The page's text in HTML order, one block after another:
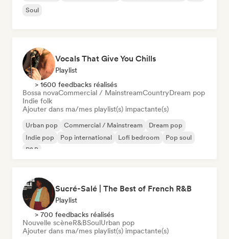
Soul
Vocals That Give You Chills
Playlist
> 1600 feedbacks réalisés
Bossa novaCommercial / MainstreamCountryDream pop
Indie folk
Ajouter dans ma/mes playlist(s) impactante(s)
Urban pop Commercial / Mainstream
Dream pop
Indie pop
Pop international Lofi bedroom
Pop soul
R&B
Sucré-Salé | The Best of French R&B
Playlist
> 700 feedbacks réalisés
Nouvelle scèneR&BSoulUrban pop
Ajouter dans ma/mes playlist(s) impactante(s)